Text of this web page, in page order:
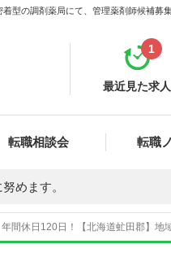
型の調剤薬局にて、管理薬剤師候補募
最近見た求人
1
転職相談会 転職
めます。
年間休日120日！【北海道虻田郡】地